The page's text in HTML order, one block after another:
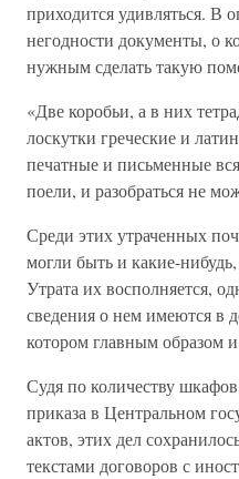
приходится удивляться.
негодности документы, о
нужным сделать такую
«Две коробьи, а в них
лоскутки греческие и
печатные и письменные
поели, и разобраться не
Среди этих утраченных
могли быть и какие-
Утрата их восполняется,
сведения о нем имеются в
котором главным образом и
Судя по количеству
приказа в Центральном
актов, этих дел
текстами договоров с